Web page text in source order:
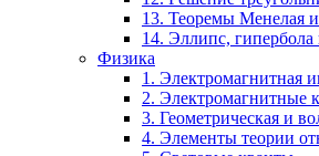
13. Теоремы Менелая
14. Эллипс, гипербола
Физика
1. Электромагнитная
2. Электромагнитные
3. Геометрическая и
4. Элементы теории